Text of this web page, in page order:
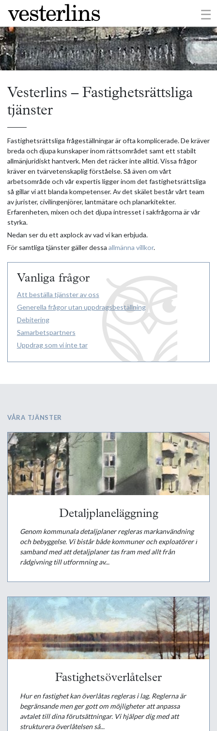
☰
×
Vesterlins – Fastighetsrättsliga
tjänster
Fastighetsrättsliga frågeställningar är ofta komplicerade. De kräver
breda och djupa kunskaper inom rättsområdet samt ett stabilt
allmänjuridiskt hantverk. Men det räcker inte alltid. Vissa frågor
kräver en tvärvetenskaplig förståelse. Så även om vårt
arbetsområde och vår expertis ligger inom det fastighetsrättsliga
så gillar vi att blanda kompetenser. Av det skälet består vårt team
av jurister, civilingenjörer, lantmätare och planarkitekter.
Erfarenheten, mixen och det djupa intresset i sakfrågorna är vår
styrka.
Nedan ser du ett axplock av vad vi kan erbjuda.
För samtliga tjänster gäller dessa allmänna villkor.
Vanliga frågor
Att beställa tjänster av oss
Generella frågor utan uppdragsbeställning
Debitering
Samarbetspartners
Uppdrag som vi inte tar
VÅRA TJÄNSTER
Detaljplaneläggning
Genom kommunala detaljplaner regleras markanvändning
och bebyggelse. Vi bistår både kommuner och exploatörer i
samband med att detaljplaner tas fram med allt från
rådgivning till utformning av...
Fastighetsöverlåtelser
Hur en fastighet kan överlåtas regleras i lag. Reglerna är
begränsande men ger gott om möjligheter att anpassa
avtalet till dina förutsättningar. Vi hjälper dig med att
strukturera överlåtelsen så...